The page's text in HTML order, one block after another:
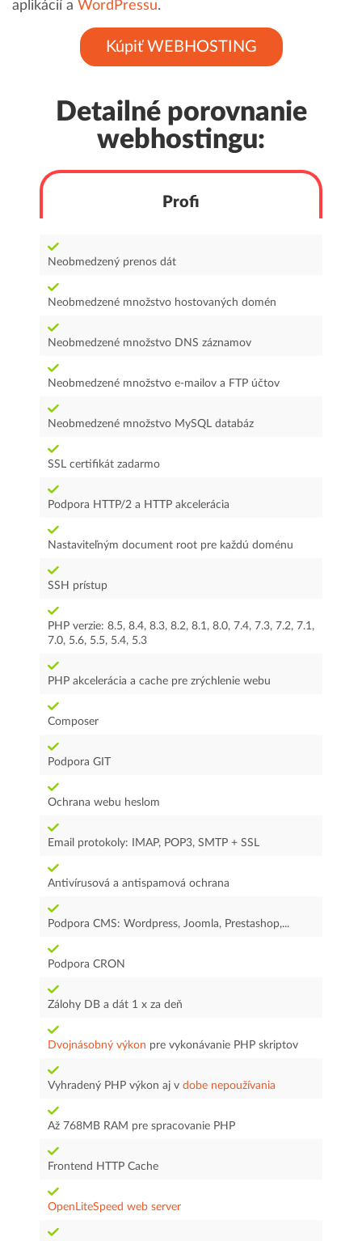
aplikácií a WordPressu.
Kúpiť WEBHOSTING
Detailné porovnanie
webhostingu:
Profi
Neobmedzený prenos dát
Neobmedzené množstvo hostovaných domén
Neobmedzené množstvo DNS záznamov
Neobmedzené množstvo e-mailov a FTP účtov
Neobmedzené množstvo MySQL databáz
SSL certifikát zadarmo
Podpora HTTP/2 a HTTP akcelerácia
Nastaviteľným document root pre každú doménu
SSH prístup
PHP verzie: 8.5, 8.4, 8.3, 8.2, 8.1, 8.0, 7.4, 7.3, 7.2, 7.1,
7.0, 5.6, 5.5, 5.4, 5.3
PHP akcelerácia a cache pre zrýchlenie webu
Composer
Podpora GIT
Ochrana webu heslom
Email protokoly: IMAP, POP3, SMTP + SSL
Antivírusová a antispamová ochrana
Podpora CMS: Wordpress, Joomla, Prestashop,...
Podpora CRON
Zálohy DB a dát 1 x za deň
Dvojnásobný výkon pre vykonávanie PHP skriptov
Vyhradený PHP výkon aj v dobe nepoužívania
Až 768MB RAM pre spracovanie PHP
Frontend HTTP Cache
OpenLiteSpeed web server